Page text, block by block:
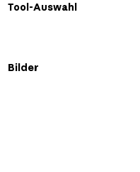
Tool-Auswahl
Bilder